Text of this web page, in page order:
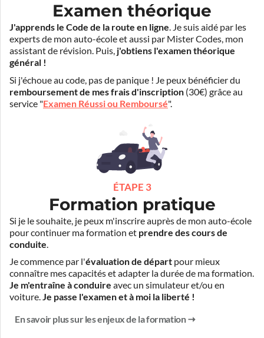
Examen théorique
J'apprends le Code de la route en ligne. Je suis aidé par les
experts de mon auto-école et aussi par Mister Codes, mon
assistant de révision. Puis, j'obtiens l'examen théorique
général !
Si j'échoue au code, pas de panique ! Je peux bénéficier du
remboursement de mes frais d'inscription (30€) grâce au
service "Examen Réussi ou Remboursé".
ÉTAPE 3
Formation pratique
Si je le souhaite, je peux m'inscrire auprès de mon auto-école
pour continuer ma formation et prendre des cours de
conduite.
Je commence par l'évaluation de départ pour mieux
connaître mes capacités et adapter la durée de ma formation.
Je m'entraîne à conduire avec un simulateur et/ou en
voiture.Je passe l'examen et à moi la liberté !
En savoir plus sur les enjeux de la formation